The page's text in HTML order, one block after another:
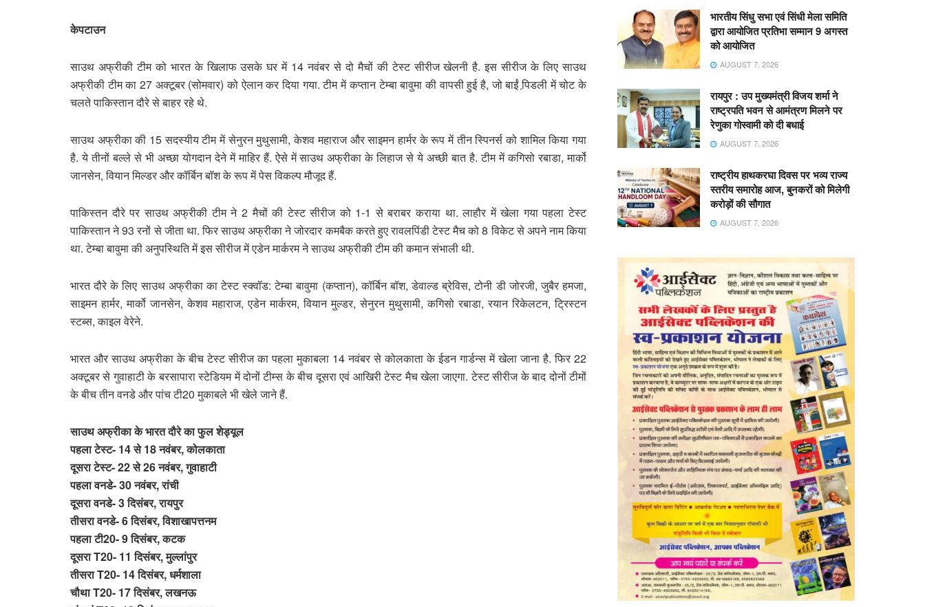
केपटाउन
साउथ अफ्रीकी टीम को भारत के खिलाफ उसके घर में 14 नवंबर से दो मैचों की टेस्ट सीरीज खेलनी है. इस सीरीज के लिए साउथ
अफ्रीकी टीम का 27 अक्टूबर (सोमवार) को ऐलान कर दिया गया. टीम में कप्तान टेम्बा बावुमा की वापसी हुई है, जो बाईं पि़डली में चोट के
चलते पाकिस्तान दौरे से बाहर रहे थे.
साउथ अफ्रीका की 15 सदस्यीय टीम में सेनुरन मुथुसामी, केशव महाराज और साइमन हार्मर के रूप में तीन स्पिनर्स को शामिल किया गया
है. ये तीनों बल्ले से भी अच्छा योगदान देने में माहिर हैं. ऐसे में साउथ अफ्रीका के लिहाज से ये अच्छी बात है. टीम में कगिसो रबाडा, मार्को
जानसेन, वियान मिल्डर और कॉर्बिन बॉश के रूप में पेस विकल्प मौजूद हैं.
पाकिस्तन दौरे पर साउथ अफ्रीकी टीम ने 2 मैचों की टेस्ट सीरीज को 1-1 से बराबर कराया था. लाहौर में खेला गया पहला टेस्ट
पाकिस्तान ने 93 रनों से जीता था. फिर साउथ अफ्रीका ने जोरदार कमबैक करते हुए रावलपिंडी टेस्ट मैच को 8 विकेट से अपने नाम किया
था. टेम्बा बावुमा की अनुपस्थिति में इस सीरीज में एडेन मार्करम ने साउथ अफ्रीकी टीम की कमान संभाली थी.
भारत दौरे के लिए साउथ अफ्रीका का टेस्ट स्क्वॉड: टेम्बा बावुमा (कप्तान), कॉर्बिन बॉश, डेवाल्ड ब्रेविस, टोनी डी जोरजी, जुबैर हमजा,
साइमन हार्मर, मार्को जानसेन, केशव महाराज, एडेन मार्करम, वियान मुल्डर, सेनुरन मुथुसामी, कगिसो रबाडा, रयान रिकेलटन, ट्रिस्टन
स्टब्स, काइल वेरेने.
भारत और साउथ अफ्रीका के बीच टेस्ट सीरीज का पहला मुकाबला 14 नवंबर से कोलकाता के ईडन गार्डन्स में खेला जाना है. फिर 22
अक्टूबर से गुवाहाटी के बरसापारा स्टेडियम में दोनों टीम्स के बीच दूसरा एवं आखिरी टेस्ट मैच खेला जाएगा. टेस्ट सीरीज के बाद दोनों टीमों
के बीच तीन वनडे और पांच टी20 मुकाबले भी खेले जाने हैं.
साउथ अफ्रीका के भारत दौरे का फुल शेड्यूल
पहला टेस्ट- 14 से 18 नवंबर, कोलकाता
दूसरा टेस्ट- 22 से 26 नवंबर, गुवाहाटी
पहला वनडे- 30 नवंबर, रांची
दूसरा वनडे- 3 दिसंबर, रायपुर
तीसरा वनडे- 6 दिसंबर, विशाखापत्तनम
पहला टी20- 9 दिसंबर, कटक
दूसरा T20- 11 दिसंबर, मुल्लांपुर
तीसरा T20- 14 दिसंबर, धर्मशाला
चौथा T20- 17 दिसंबर, लखनऊ
भारतीय सिंधु सभा एवं सिंधी मेला समिति
द्वारा आयोजित प्रतिभा सम्मान 9 अगस्त
को आयोजित
AUGUST 7, 2026
रायपुर : उप मुख्यमंत्री विजय शर्मा ने
राष्ट्रपति भवन से आमंत्रण मिलने पर
रेणुका गोस्वामी को दी बधाई
AUGUST 7, 2026
राष्ट्रीय हाथकरघा दिवस पर भव्य राज्य
स्तरीय समारोह आज, बुनकरों को मिलेगी
करोड़ों की सौगात
AUGUST 7, 2026